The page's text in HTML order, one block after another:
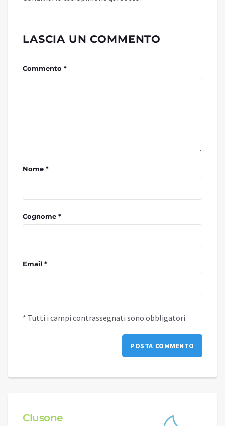
LASCIA UN COMMENTO
Commento *
Nome *
Cognome *
Email *
* Tutti i campi contrassegnati sono obbligatori
Clusone